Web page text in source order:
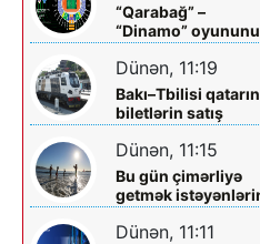
“Qarabağ” –
“Dinamo”
biletləri satışa
çıxarılır
Dünən, 11:19
Bakı–Tbilisi
biletlərin satış
müddəti artırılır
Dünən, 11:15
Bu gün çimərliyə
getmək
diqqətinə!
Dünən, 11:11